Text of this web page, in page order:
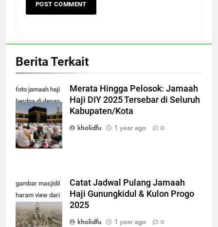
Berita Terkait
foto jamaah haji
berdoa di depan
kabah masjidil
haram makkah
Merata Hingga Pelosok: Jamaah
Haji DIY 2025 Tersebar di Seluruh
Kabupaten/Kota
kholidfu
1 year ago 0
gambar masjidil
haram view dari
atas terbaru
2025
Catat Jadwal Pulang Jamaah
Haji Gunungkidul & Kulon Progo
2025
kholidfu
1 year ago 0